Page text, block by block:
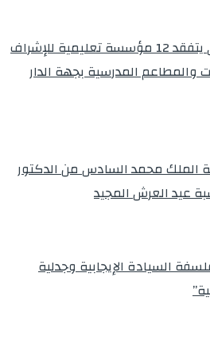
الدكتور نوفل كديلي يتفقد 12 مؤسسة تعليمية للإشراف
والمطاعم المدرسية بجهة الدار
الملك محمد السادس من الدكتور
عيد العرش المجيد
السيادة الإيجابية وجدلية